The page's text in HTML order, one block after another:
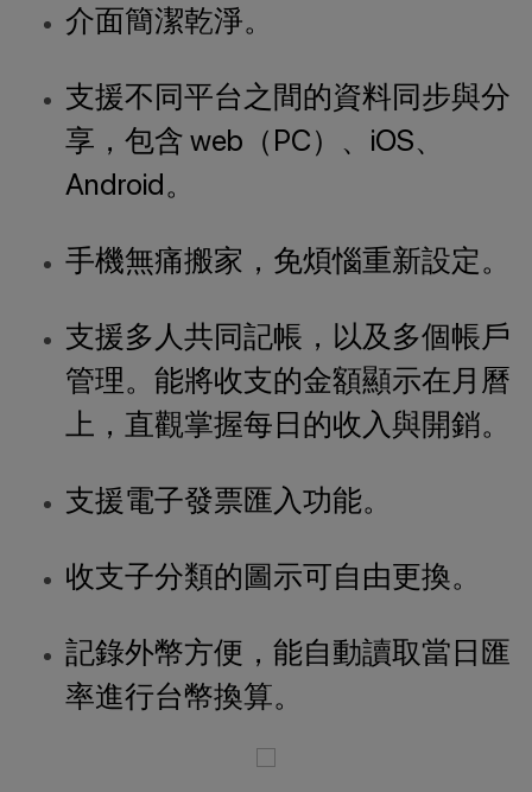
介面簡潔乾淨。
支援不同平台之間的資料同步與分
享，包含 web（PC）、iOS、
Android。
手機無痛搬家，免煩惱重新設定。
支援多人共同記帳，以及多個帳戶
管理。能將收支的金額顯示在月曆
上，直觀掌握每日的收入與開銷。
支援電子發票匯入功能。
收支子分類的圖示可自由更換。
記錄外幣方便，能自動讀取當日匯
率進行台幣換算。